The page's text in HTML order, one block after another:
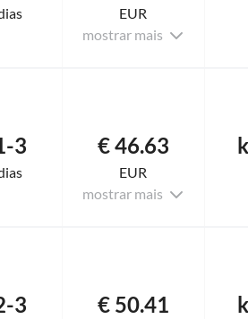
EUR
mostrar mais
3 € 46.63
EUR
mostrar mais
3 € 50.41